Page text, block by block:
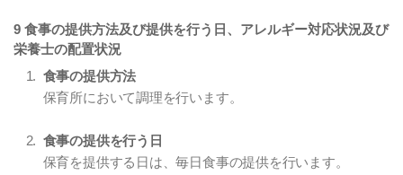
9 食事の提供方法及び提供を行う日、アレルギー対応状況及び
栄養士の配置状況
食事の提供方法
保育所において調理を行います。
食事の提供を行う日
保育を提供する日は、毎日食事の提供を行います。